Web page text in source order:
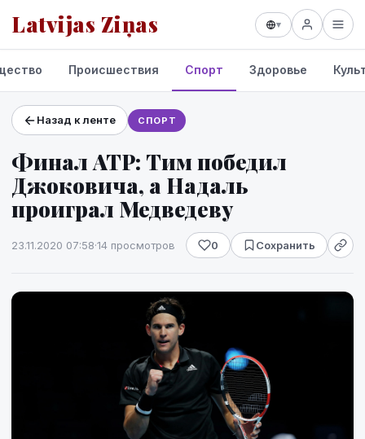
Latvijas Ziņas ▾
Проекты и сервисы
Прогноз погоды
Происшествия Спорт Здоровье
Назад к ленте СПОРТ
Финал ATP: Тим победил
Джоковича, а Надаль
проиграл Медведеву
23.11.2020 07:58·14 просмотров 0 Сохранить